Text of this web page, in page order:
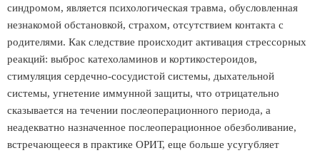
синдромом, является психологическая травма, обусловленная
незнакомой обстановкой, страхом, отсутствием контакта с
родителями. Как следствие происходит активация стрессорных
реакций: выброс катехоламинов и кортикостероидов,
стимуляция сердечно-сосудистой системы, дыхательной
системы, угнетение иммунной защиты, что отрицательно
сказывается на течении послеоперационного периода, а
неадекватно назначенное послеоперационное обезболивание,
встречающееся в практике ОРИТ, еще больше усугубляет